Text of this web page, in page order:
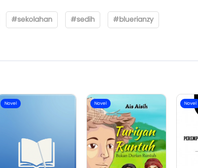
#sekolahan #sedih #bluerianzy
Novel Novel Novel